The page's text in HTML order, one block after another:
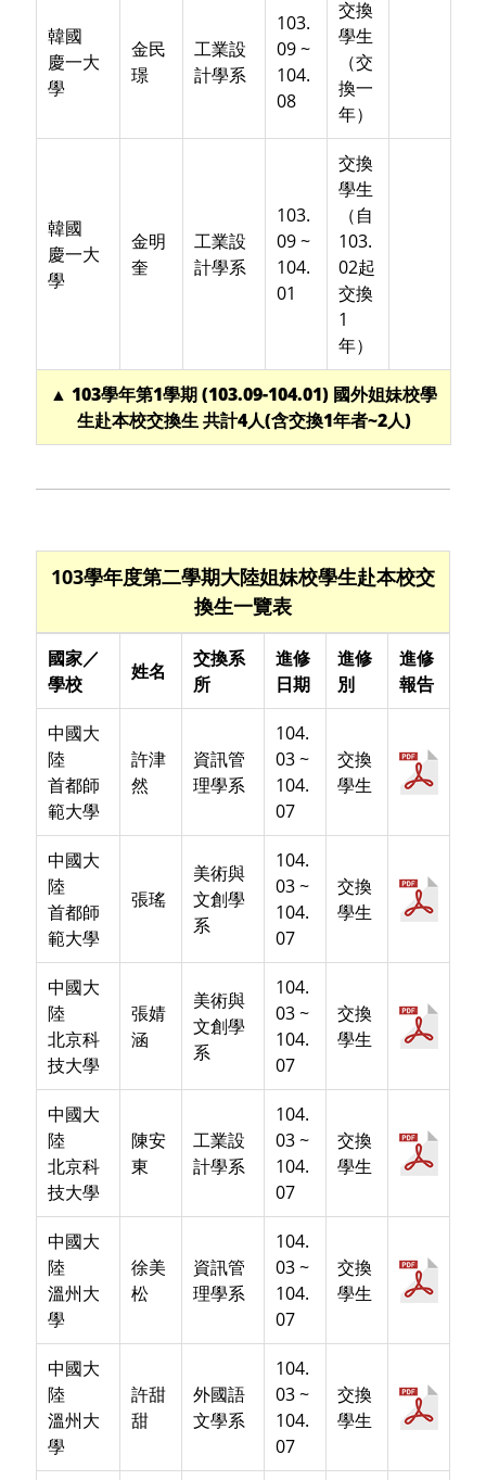
韓國
慶一大
學
金民
璟
工業設
計學系
103.
09 ~
104.
08
交換
學生
（交
換一
年）
韓國
慶一大
學
金明
奎
工業設
計學系
103.
09 ~
104.
01
交換
學生
（自
103.
02起
交換
1
年）
▲ 103學年第1學期 (103.09-104.01) 國外姐妹校學
生赴本校交換生 共計4人(含交換1年者~2人)
103學年度第二學期大陸姐妹校學生赴本校交
換生一覽表
國家／
學校
姓名
交換系
所
進修
日期
進修
別
進修
報告
中國大
陸
首都師
範大學
許津
然
資訊管
理學系
104.
03 ~
104.
07
交換
學生
中國大
陸
首都師
範大學
張瑤
美術與
文創學
系
104.
03 ~
104.
07
交換
學生
中國大
陸
北京科
技大學
張婧
涵
美術與
文創學
系
104.
03 ~
104.
07
交換
學生
中國大
陸
北京科
技大學
陳安
東
工業設
計學系
104.
03 ~
104.
07
交換
學生
中國大
陸
溫州大
學
徐美
松
資訊管
理學系
104.
03 ~
104.
07
交換
學生
中國大
陸
溫州大
學
許甜
甜
外國語
文學系
104.
03 ~
104.
07
交換
學生